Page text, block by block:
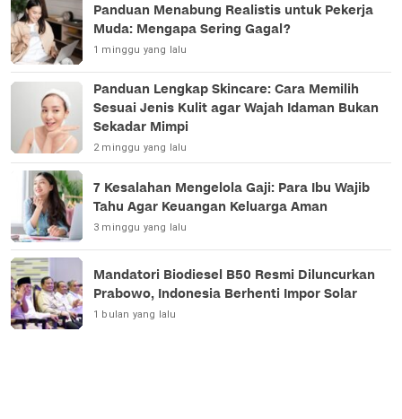
Panduan Menabung Realistis untuk Pekerja
Muda: Mengapa Sering Gagal?
1 minggu yang lalu
Panduan Lengkap Skincare: Cara Memilih
Sesuai Jenis Kulit agar Wajah Idaman Bukan
Sekadar Mimpi
2 minggu yang lalu
7 Kesalahan Mengelola Gaji: Para Ibu Wajib
Tahu Agar Keuangan Keluarga Aman
3 minggu yang lalu
Mandatori Biodiesel B50 Resmi Diluncurkan
Prabowo, Indonesia Berhenti Impor Solar
1 bulan yang lalu